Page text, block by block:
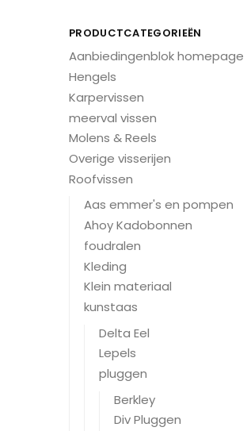
PRODUCTCATEGORIEËN
Aanbiedingenblok homepage
Hengels
Karpervissen
meerval vissen
Molens & Reels
Overige visserijen
Roofvissen
Aas emmer's en pompen
Ahoy Kadobonnen
foudralen
Kleding
Klein materiaal
kunstaas
Delta Eel
Lepels
pluggen
Berkley
Div Pluggen